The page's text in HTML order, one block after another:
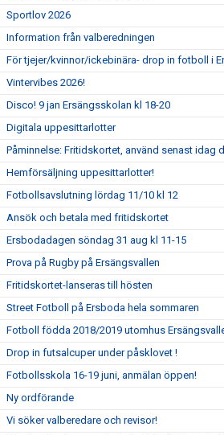
Sportlov 2026
Information från valberedningen
För tjejer/kvinnor/ickebinära- drop in fotboll i
Vintervibes 2026!
Disco! 9 jan Ersängsskolan kl 18-20
Digitala uppesittarlotter
Påminnelse: Fritidskortet, använd senast idag
Hemförsäljning uppesittarlotter!
Fotbollsavslutning lördag 11/10 kl 12
Ansök och betala med fritidskortet
Ersbodadagen söndag 31 aug kl 11-15
Prova på Rugby på Ersängsvallen
Fritidskortet-lanseras till hösten
Street Fotboll på Ersboda hela sommaren
Fotboll födda 2018/2019 utomhus
Drop in futsalcuper under påsklovet !
Fotbollsskola 16-19 juni, anmälan öppen!
Ny ordförande
Vi söker valberedare och revisor!